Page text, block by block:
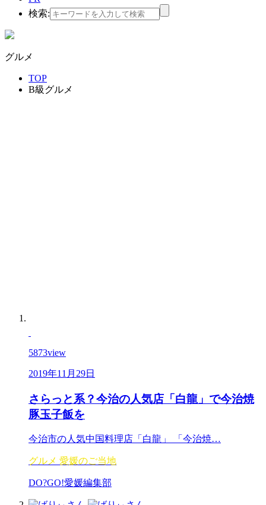
検索:
グルメ
TOP
B級グルメ
5873view
2019年11月29日
さらっと系？今治の人気店「白龍」で今治焼
豚玉子飯を
今治市の人気中国料理店「白龍」 「今治焼…
グルメ 愛媛のご当地
DO?GO!愛媛編集部